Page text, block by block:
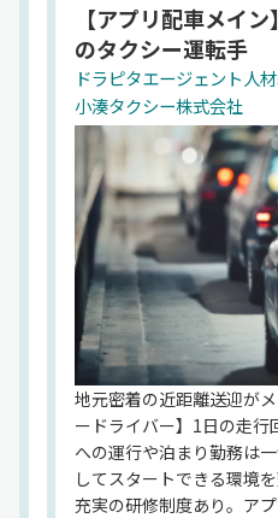
嬉しい環境です。お任せ
線バスの運転業務。地域
い仕事で、感謝の言葉を
がいは抜群！トラックと
いので、身体への負担も
理なく続けられる仕事で
ニーク！「小湊鐵道・小
葉ロッテ観戦無料」など
の仕事に楽しみをプラス
き」「人と関わる仕事が
て働きたい」そんな想い
の暮らしを支えるバスド
んか？【小湊鐵道株式会
募はドラピタエージェン
ます！
【アプリ配車メイ
のタクシー運転手
ドラピタエージェント人
小湊タクシー株式会社
地元密着の近距離送迎が
ードライバー】1日の走
への運行や泊まり勤務は
してスタートできる環境
充実の研修制度あり。ア